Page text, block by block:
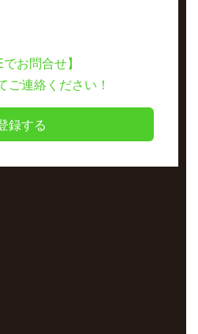
でお問合せ】
ご連絡ください！
録する